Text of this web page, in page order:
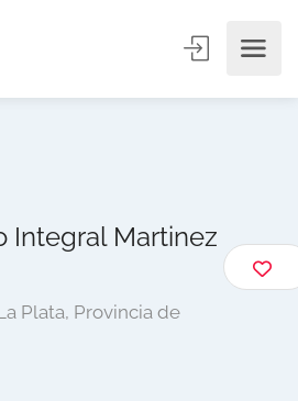
Integral Martinez
Plata, Provincia de